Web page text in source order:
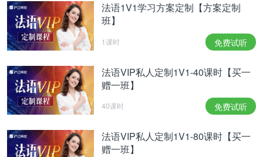
法语1V1学习方案定制【方案定制
班】
1课时 免费试听
法语VIP私人定制1V1-40课时【买一
赠一班】
40课时 免费试听
法语VIP私人定制1V1-80课时【买一
赠一班】